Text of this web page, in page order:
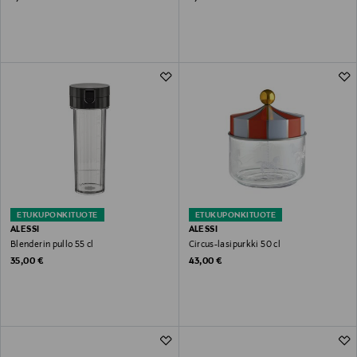
ETUKUPONKITUOTE
ALESSI
Blenderin pullo 55 cl
Original Price
35,00 €
ETUKUPONKITUOTE
ALESSI
Circus-lasipurkki 50 cl
Original Price
43,00 €